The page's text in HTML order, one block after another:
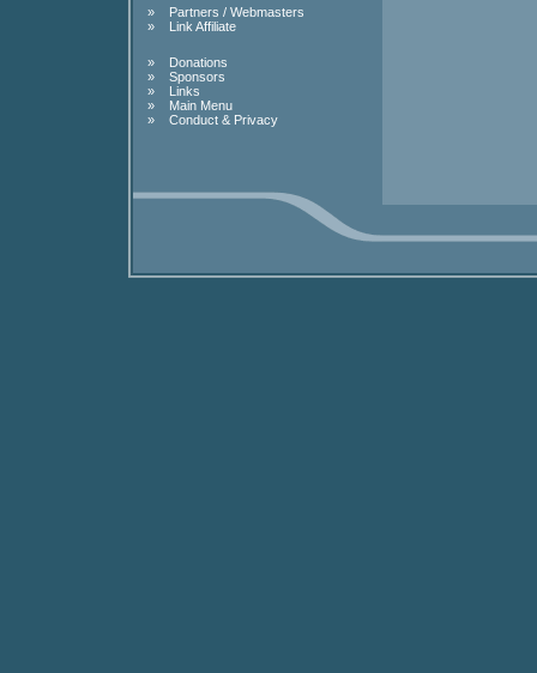
»
Partners / Webmasters
»
Link Affiliate
»
Donations
»
Sponsors
»
Links
»
Main Menu
»
Conduct & Privacy